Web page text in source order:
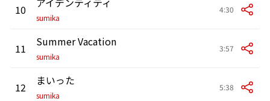
10
sumika
4:30
11 Summer Vacation
sumika
3:57
12 まいった
sumika
5:38